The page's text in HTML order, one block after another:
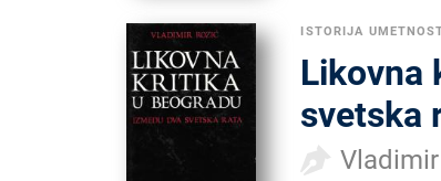
ISTORIJA
Likovna
svetska